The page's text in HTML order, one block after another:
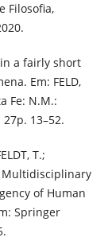
Filosofia,
in a fairly short
Em: FELD,
Fe: N.M.:
13–52.
T.;
Multidisciplinary
of Human
Springer